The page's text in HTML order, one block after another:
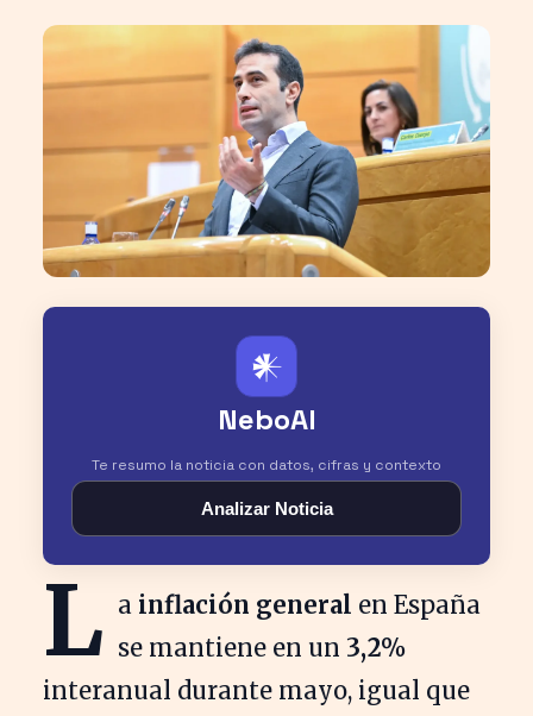
𒀭
NeboAI
Te resumo la noticia con datos, cifras y contexto
Analizar Noticia
L a inflación general en España
se mantiene en un 3,2%
interanual durante mayo, igual que